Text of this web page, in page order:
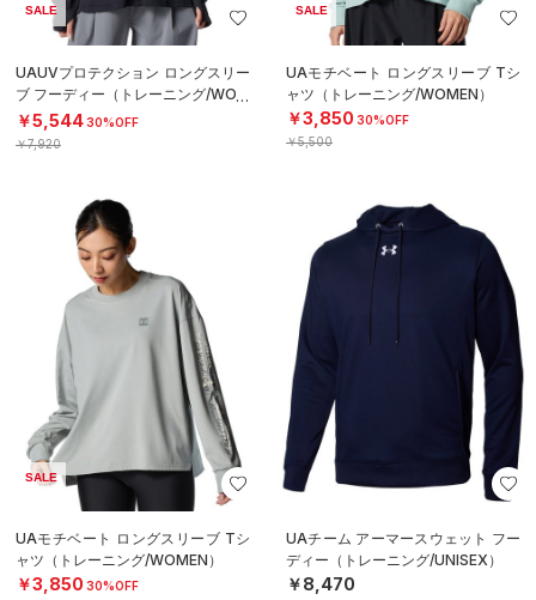
SALE
UAUVプロテクション ロングスリー
ブ フーディー（トレーニング/WOM
EN）
￥5,54430%OFF
￥7,920
SALE
UAモチベート ロングスリーブ Tシ
ャツ（トレーニング/WOMEN）
￥3,850 30%OFF
￥5,500
SALE
UAモチベート ロングスリーブ Tシ
ャツ（トレーニング/WOMEN）
￥3,850 30%OFF
UAチーム アーマースウェット フー
ディー（トレーニング/UNISEX）
￥8,470